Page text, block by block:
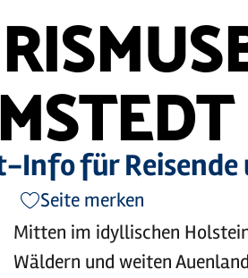
Info für
Seite merken
Mitten im idyllischen
Wäldern und weiten